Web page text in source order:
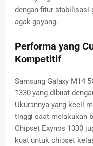
dengan fitur stabilisasi
agak goyang.
Performa yang
Kompetitif
Samsung Galaxy M14
1330 yang dibuat
Ukurannya yang kecil
tinggi saat melakukan
Chipset Exynos 1330
kuat untuk chipset